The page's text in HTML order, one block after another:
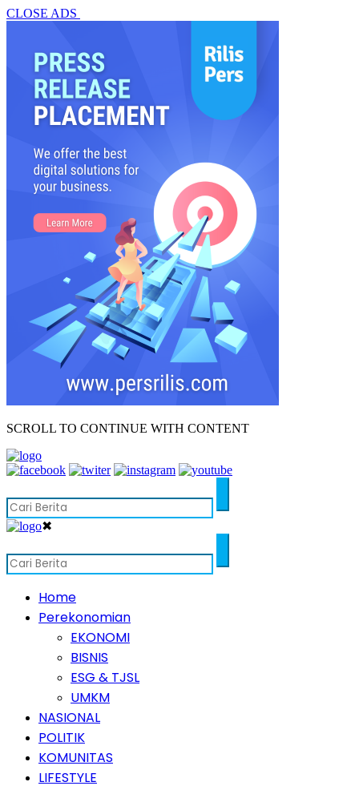
CLOSE ADS
SCROLL TO CONTINUE WITH CONTENT
✖
Home
Perekonomian
EKONOMI
BISNIS
ESG & TJSL
UMKM
NASIONAL
POLITIK
KOMUNITAS
LIFESTYLE